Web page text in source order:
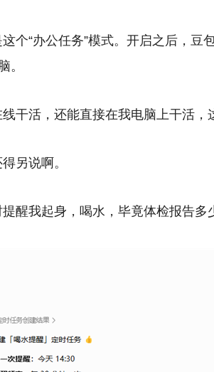
个“办公任务”模式。开启之后，
。
干活，还能直接在我电脑上干活，
另说啊。
醒我起身，喝水，毕竟体检报告多